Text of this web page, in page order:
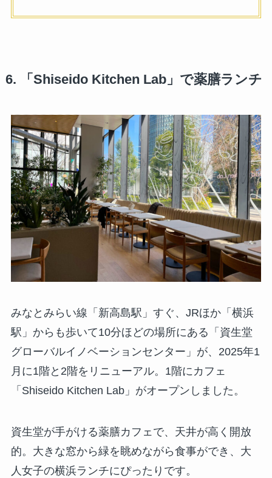
6. 「 Shiseido Kitchen Lab」 で薬膳ランチ
みなとみらい線「新高島駅」すぐ、JRほか「横浜
駅」からも歩いて10分ほどの場所にある「資生堂
グローバルイノベーションセンター」が、2025年1
月に1階と2階をリニューアル。1階にカフェ
「Shiseido Kitchen Lab」がオープンしました。
資生堂が手がける薬膳カフェで、天井が高く開放
的。大きな窓から緑を眺めながら食事ができ、大
人女子の横浜ランチにぴったりです。